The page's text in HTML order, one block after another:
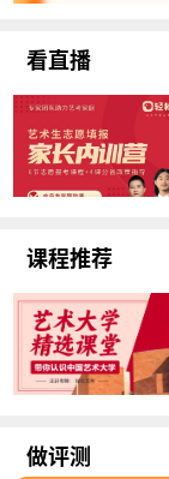
看直播
课程推荐
做评测